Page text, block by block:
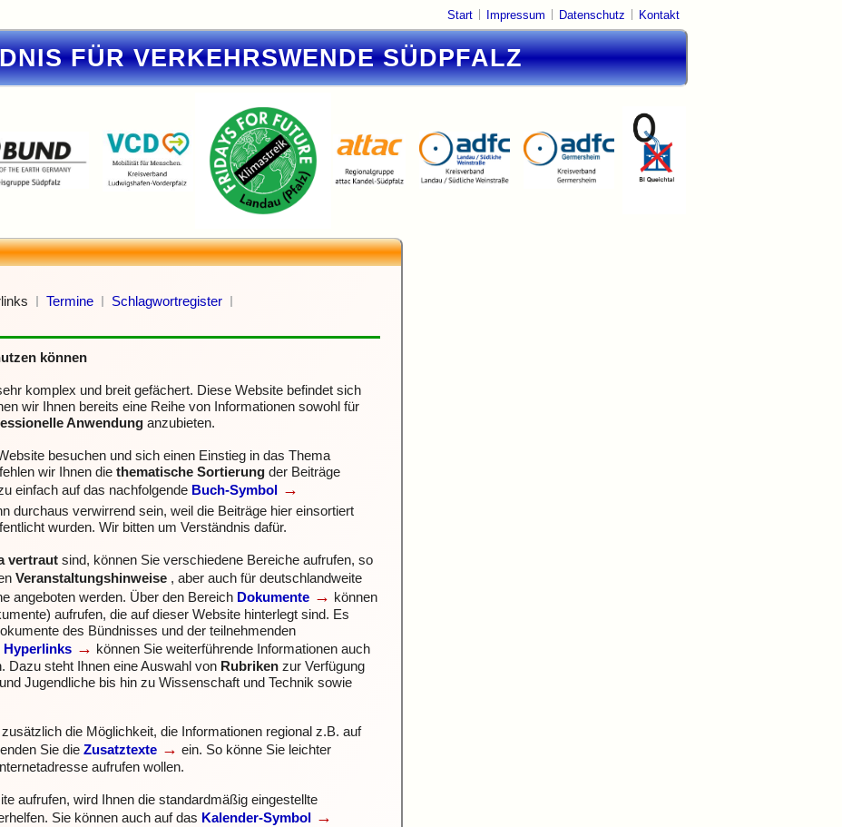
Start Impressum Datenschutz Kontakt
FÜR VERKEHRSWENDE SÜDPFALZ
Termine Schlagwortregister
können
komplex und breit gefächert. Diese Website befindet sich
wir Ihnen bereits eine Reihe von Informationen sowohl für
Anwendung anzubieten.
besuchen und sich einen Einstieg in das Thema
wir Ihnen die thematische Sortierung der Beiträge
einfach auf das nachfolgende Buch-Symbol →
durchaus verwirrend sein, weil die Beiträge hier einsortiert
wurden. Wir bitten um Verständnis dafür.
vertraut sind, können Sie verschiedene Bereiche aufrufen, so
Veranstaltungshinweise , aber auch für deutschlandweite
angeboten werden. Über den Bereich Dokumente → können
aufrufen, die auf dieser Website hinterlegt sind. Es
des Bündnisses und der teilnehmenden
Hyperlinks → können Sie weiterführende Informationen auch
Dazu steht Ihnen eine Auswahl von Rubriken zur Verfügung
Jugendliche bis hin zu Wissenschaft und Technik sowie
zusätzlich die Möglichkeit, die Informationen regional z.B. auf
Sie die Zusatztexte → ein. So könne Sie leichter
aufrufen wollen.
aufrufen, wird Ihnen die standardmäßig eingestellte
Sie können auch auf das Kalender-Symbol →